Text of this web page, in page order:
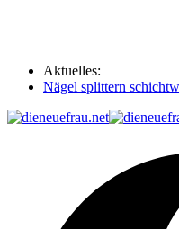
Aktuelles:
Nägel splittern